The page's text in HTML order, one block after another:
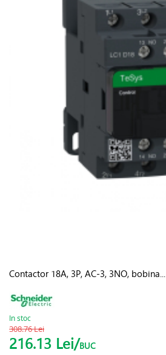
Contactor 18A, 3P, AC-3, 3NO, bobina...
In stoc
308.76 Lei
216.13 Lei/BUC